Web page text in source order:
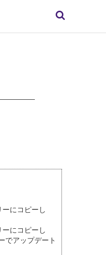
にコピーし
にコピーし
でアップデート